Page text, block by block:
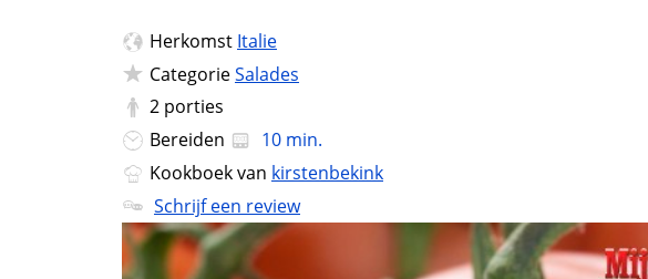
Herkomst Italie
CategorieSalades
2 porties
Bereiden
10 min.
Kookboek van kirstenbekink
Schrijf een review